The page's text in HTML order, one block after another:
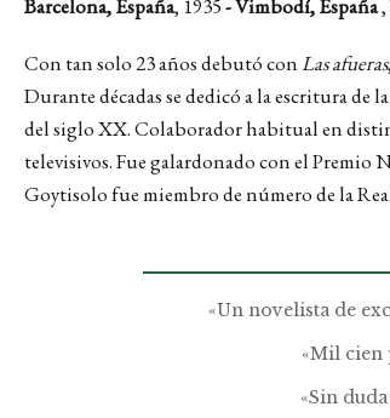
Barcelona, España, 1935- Vimbodí, España,
Con tan solo 23 años debutó conLas afueras
Durante décadas se dedicó a la escritura de
del siglo XX.Colaborador habitual en
televisivos.Fue galardonado con el Premio
Goytisolo fue miembro de número de la
«Un novelista de
«Mil cien
«Sin